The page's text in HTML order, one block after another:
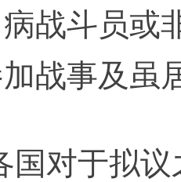
战斗员或
战事及虽
国对于拟